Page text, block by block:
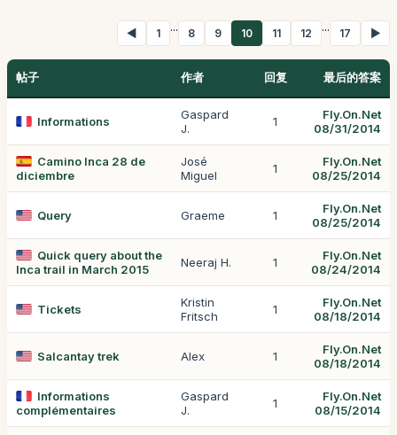
◀ 1 ... 8 9 10 11 12 ... 17 ▶
帖子 作者 回复 最后的答案
Informations
Gaspard
J.
1
Fly.On.Net
08/31/2014
Camino Inca 28 de
diciembre
José
Miguel
1
Fly.On.Net
08/25/2014
Query Graeme 1
Fly.On.Net
08/25/2014
Quick query about the
Inca trail in March 2015
Neeraj H. 1
Fly.On.Net
08/24/2014
Tickets
Kristin
Fritsch
1
Fly.On.Net
08/18/2014
Salcantay trek Alex 1
Fly.On.Net
08/18/2014
Informations
complémentaires
Gaspard
J.
1
Fly.On.Net
08/15/2014